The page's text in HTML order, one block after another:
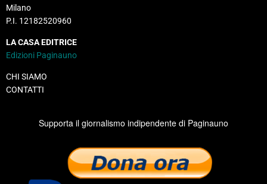
Milano
P.I. 12182520960
LA CASA EDITRICE
Edizioni Paginauno
CHI SIAMO
CONTATTI
Supporta il giornalismo indipendente di Paginauno